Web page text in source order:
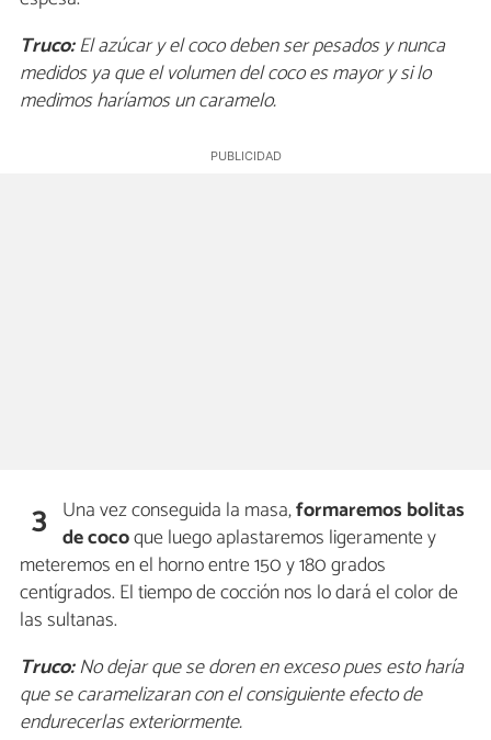
Truco:El azúcar y el coco deben ser pesados y nunca
medidos ya que el volumen del coco es mayor y si lo
medimos haríamos un caramelo.
3 Una vez conseguida la masa,formaremos bolitas
de cocoque luego aplastaremos ligeramente y
meteremos en el horno entre 150 y 180 grados
centígrados. El tiempo de cocción nos lo dará el color de
las sultanas.
Truco:No dejar que se doren en exceso pues esto haría
que se caramelizaran con el consiguiente efecto de
endurecerlas exteriormente.